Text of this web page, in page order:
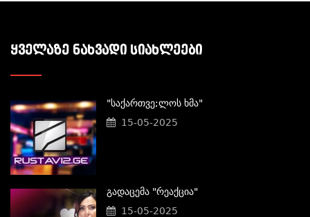
ᲧᲕᲔᲚᲐᲖᲔ ᲜᲐᲮᲕᲐᲓᲘ ᲡᲘᲐᲮᲚᲔᲔᲑᲘ
"საქართვე;ლოს Ხმა"
15-05-2025
Გადაცემა "რეაქცია"
15-05-2025